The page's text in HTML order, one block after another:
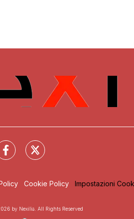
Cookie Policy Impostazioni
by Nexilia. All Rights Reserved